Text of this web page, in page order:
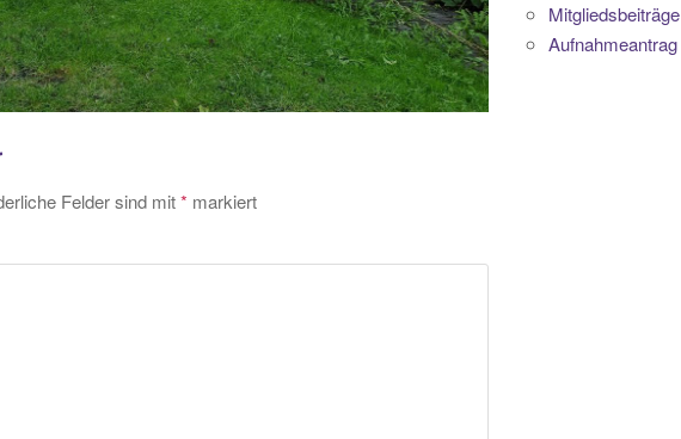
Felder sind mit* markiert
Mitgliedsbeiträge
Aufnahmeantrag